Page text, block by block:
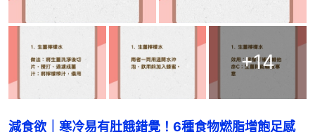
+14
減食欲｜寒冷易有肚餓錯覺！6種食物燃脂增飽足感